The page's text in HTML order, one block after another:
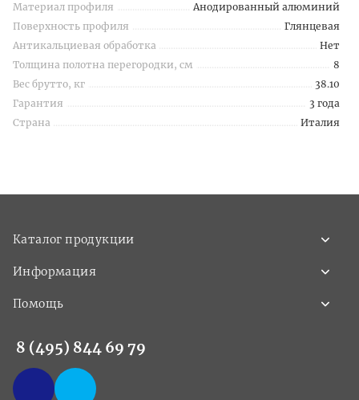
Материал профиля
Анодированный алюминий
Поверхность профиля
Глянцевая
Антикальциевая обработка
Нет
Толщина полотна перегородки, см
8
Вес брутто, кг
38.10
Гарантия
3 года
Страна
Италия
Каталог продукции
Информация
Помощь
8 (495) 844 69 79